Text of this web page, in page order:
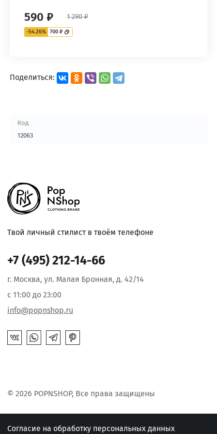
590 ₽ 1 290 ₽
-54.26% 700 ₽
Поделиться:
Код
12063
Твой личный стилист в твоём телефоне
© 2026 POPNSHOP, Все права защищены
+7 (495) 212-14-66
г. Москва, ул. Малая Бронная, д. 42/14
с 11:00 до 23:00
info@popnshop.ru
Согласие на обработку персональных данных